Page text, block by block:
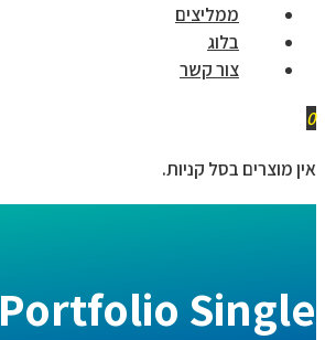
ממליצים
בלוג
צור קשר
0
אין מוצרים בסל קניות.
Portfolio Single